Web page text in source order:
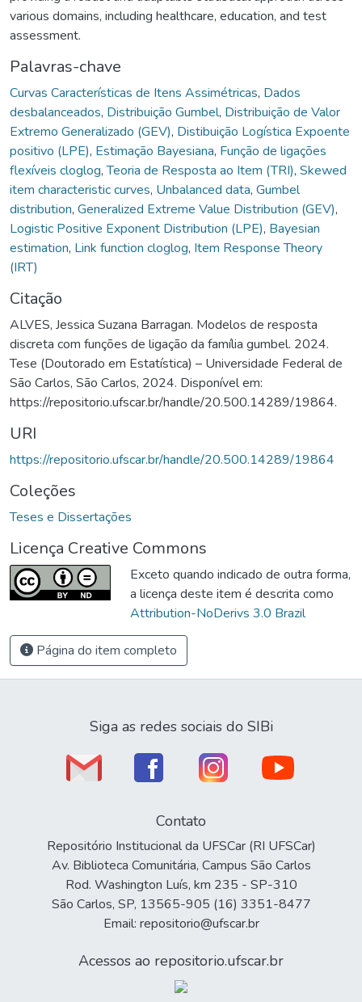
various domains, including healthcare, education, and test
assessment.
Palavras-chave
Curvas Características de Itens Assimétricas, Dados
desbalanceados, Distribuição Gumbel, Distribuição de Valor
Extremo Generalizado (GEV), Distibuição Logística Expoente
positivo (LPE), Estimação Bayesiana, Função de ligações
flexíveis cloglog,Teoria de Resposta ao Item (TRI), Skewed
item characteristic curves, Unbalanced data, Gumbel
distribution, Generalized Extreme Value Distribution (GEV),
Logistic Positive Exponent Distribution (LPE), Bayesian
estimation, Link function cloglog, Item Response Theory
(IRT)
Citação
ALVES, Jessica Suzana Barragan. Modelos de resposta
discreta com funções de ligação da família gumbel. 2024.
Tese (Doutorado em Estatística) – Universidade Federal de
São Carlos, São Carlos, 2024. Disponível em:
https://repositorio.ufscar.br/handle/20.500.14289/19864.
URI
https://repositorio.ufscar.br/handle/20.500.14289/19864
Coleções
Teses e Dissertações
Licença Creative Commons
Exceto quando indicado de outra forma,
a licença deste item é descrita como
Attribution-NoDerivs 3.0 Brazil
Página do item completo
Siga as redes sociais do SIBi
Contato
Repositório Institucional da UFSCar (RI UFSCar)
Av. Biblioteca Comunitária, Campus São Carlos
Rod. Washington Luís, km 235 - SP-310
São Carlos, SP, 13565-905 (16) 3351-8477
Email: repositorio@ufscar.br
Acessos ao repositorio.ufscar.br